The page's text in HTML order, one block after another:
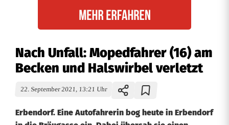
Nach Unfall: Mopedfahrer (16) am
Becken und Halswirbel verletzt
22. September 2021, 13:21 Uhr
Erbendorf. Eine Autofahrerin bog heute in Erbendorf